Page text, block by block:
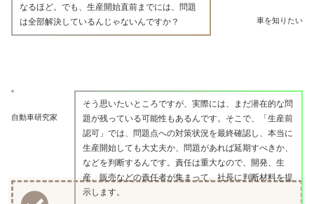
車を知りたい
なるほど。でも、生産開始直前までには、問題
は全部解決しているんじゃないんですか？
自動車研究家
そう思いたいところですが、実際には、まだ潜在的な問
題が残っている可能性もあるんです。そこで、「生産前
認可」では、問題点への対策状況を最終確認し、本当に
生産開始しても大丈夫か、問題があれば延期すべきか、
などを判断するんです。責任は重大なので、開発、生
産、販売などの責任者が集まって、社長に判断材料を提
示します。